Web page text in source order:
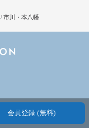
会員登録 (無料)
/市川・本八幡